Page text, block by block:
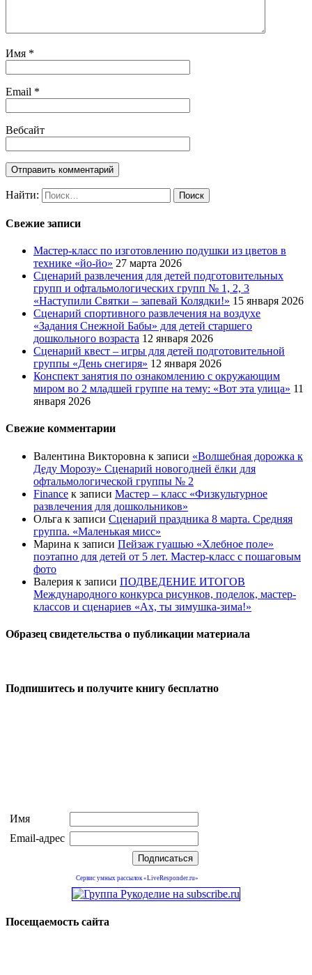
Имя *
Email *
Вебсайт
Найти:
Свежие записи
Мастер-класс по изготовлению подушки из цветов в
технике «йо-йо» 27 марта 2026
Сценарий развлечения для детей подготовительных
групп и офтальмологических групп № 1, 2, 3
«Наступили Святки – запевай Колядки!» 15 января 2026
Сценарий спортивного развлечения на воздухе
«Задания Снежной Бабы» для детей старшего
дошкольного возраста 12 января 2026
Сценарий квест – игры для детей подготовительной
группы «День снегиря» 12 января 2026
Конспект занятия по ознакомлению с окружающим
миром во 2 младшей группе на тему: «Вот эта улица» 11
января 2026
Свежие комментарии
Валентина Викторовна к записи «Волшебная дорожка к
Деду Морозу» Сценарий новогодней ёлки для
офтальмологической группы № 2
Finance к записи Мастер – класс «Физкультурное
развлечения для дошкольников»
Ольга к записи Сценарий праздника 8 марта. Средняя
группа. «Маленькая мисс»
Марина к записи Пейзаж гуашью «Хлебное поле»
поэтапно для детей от 5 лет. Мастер-класс с пошаговым
фото
Валерия к записи ПОДВЕДЕНИЕ ИТОГОВ
Международного конкурса рисунков, поделок, мастер-
классов и сценариев «Ах, ты зимушка-зима!»
Образец свидетельства о публикации материала
Подпишитесь и получите книгу бесплатно
Имя
Email-адрес
Сервис умных рассылок «LiveResponder.ru»
Посещаемость сайта